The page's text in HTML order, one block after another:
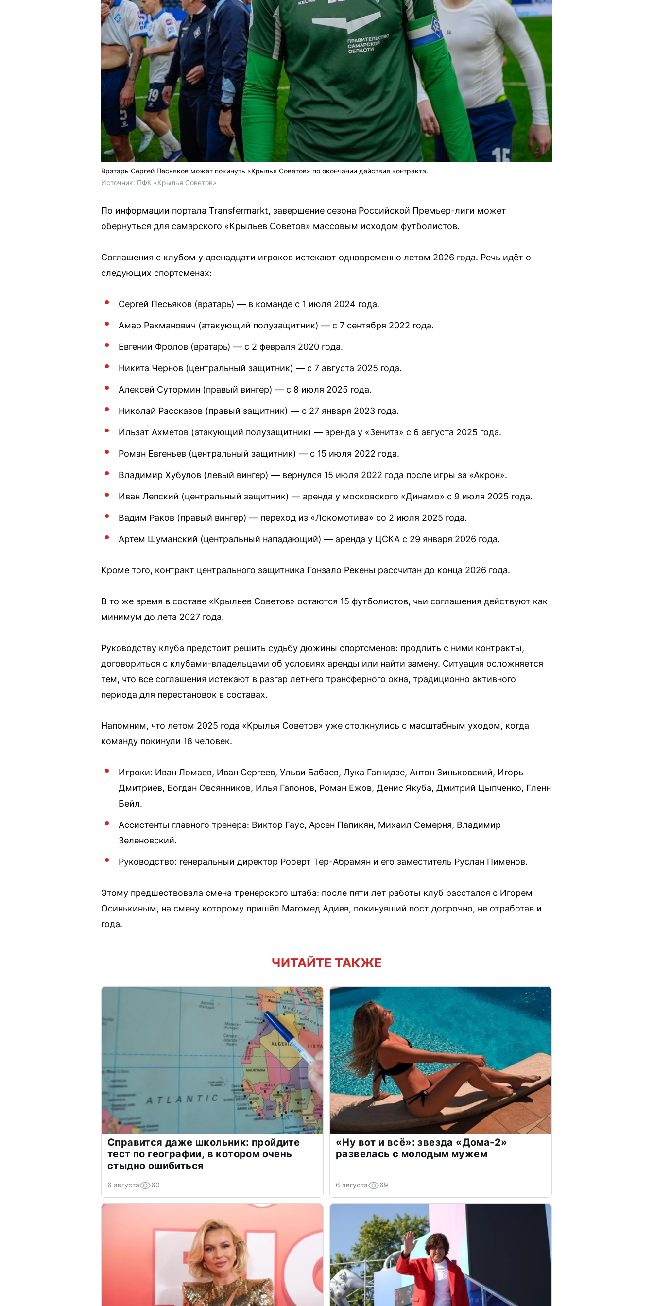
Вратарь Сергей Песьяков может покинуть «Крылья Советов» по окончании действия контракта.
Источник: ПФК «Крылья Советов»
По информации портала Transfermarkt, завершение сезона Российской Премьер-лиги может
обернуться для самарского «Крыльев Советов» массовым исходом футболистов.
Соглашения с клубом у двенадцати игроков истекают одновременно летом 2026 года. Речь идёт о
следующих спортсменах:
Сергей Песьяков (вратарь) — в команде с 1 июля 2024 года.
Амар Рахманович (атакующий полузащитник) — с 7 сентября 2022 года.
Евгений Фролов (вратарь) — с 2 февраля 2020 года.
Никита Чернов (центральный защитник) — с 7 августа 2025 года.
Алексей Сутормин (правый вингер) — с 8 июля 2025 года.
Николай Рассказов (правый защитник) — с 27 января 2023 года.
Ильзат Ахметов (атакующий полузащитник) — аренда у «Зенита» с 6 августа 2025 года.
Роман Евгеньев (центральный защитник) — с 15 июля 2022 года.
Владимир Хубулов (левый вингер) — вернулся 15 июля 2022 года после игры за «Акрон».
Иван Лепский (центральный защитник) — аренда у московского «Динамо» с 9 июля 2025 года.
Вадим Раков (правый вингер) — переход из «Локомотива» со 2 июля 2025 года.
Артем Шуманский (центральный нападающий) — аренда у ЦСКА с 29 января 2026 года.
Кроме того, контракт центрального защитника Гонзало Рекены рассчитан до конца 2026 года.
В то же время в составе «Крыльев Советов» остаются 15 футболистов, чьи соглашения действуют как
минимум до лета 2027 года.
Руководству клуба предстоит решить судьбу дюжины спортсменов: продлить с ними контракты,
договориться с клубами-владельцами об условиях аренды или найти замену. Ситуация осложняется
тем, что все соглашения истекают в разгар летнего трансферного окна, традиционно активного
периода для перестановок в составах.
Напомним, что летом 2025 года «Крылья Советов» уже столкнулись с масштабным уходом, когда
команду покинули 18 человек.
Игроки: Иван Ломаев, Иван Сергеев, Ульви Бабаев, Лука Гагнидзе, Антон Зиньковский, Игорь
Дмитриев, Богдан Овсянников, Илья Гапонов, Роман Ежов, Денис Якуба, Дмитрий Цыпченко, Гленн
Бейл.
Ассистенты главного тренера: Виктор Гаус, Арсен Папикян, Михаил Семерня, Владимир
Зеленовский.
Руководство: генеральный директор Роберт Тер-Абрамян и его заместитель Руслан Пименов.
Этому предшествовала смена тренерского штаба: после пяти лет работы клуб расстался с Игорем
Осинькиным, на смену которому пришёл Магомед Адиев, покинувший пост досрочно, не отработав и
года.
ЧИТАЙТЕ ТАКЖЕ
Справится даже школьник: пройдите
тест по географии, в котором очень
стыдно ошибиться
6 августа 60
«Ну вот и всё»: звезда «Дома-2»
развелась с молодым мужем
6 августа 69